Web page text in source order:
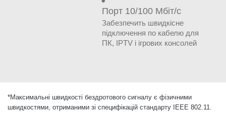
Порт 10/100 Мбіт/с
Забезпечить швидкісне
підключення по кабелю для
ПК, IPTV і ігрових консолей
*Максимальні швидкості бездротового сигналу є фізичними
швидкостями, отриманими зі специфікацій стандарту IEEE 802.11.